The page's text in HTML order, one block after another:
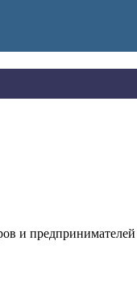
и предпринимателей